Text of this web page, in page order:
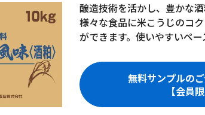
醸造技術を活かし、豊かな
様々な食品に米こうじのコ
ができます。使いやすいペ
無料サンプルの
【会員